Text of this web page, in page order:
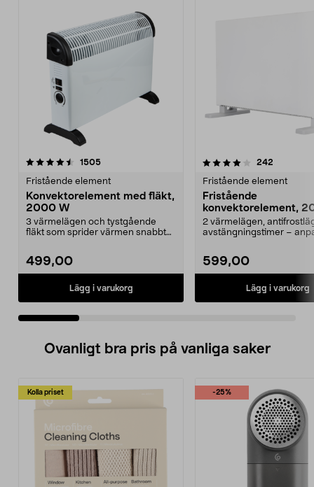
1505recensioner
Fristående element
Konvektorelement med fläkt,
2000 W
3 värmelägen och tystgående
fläkt som sprider värmen snabbt
499,00
Lägg i varukorg
4.0 av 5 stjärnor 242
Fristående element
Fristående
konvektorelement,
vit
2 värmelägen,
avstängningstimer –
599,00
Lägg i varukorg
4.5 av 5 stjärnor
Ovanligt bra pris på vanliga saker
Kolla priset -25%